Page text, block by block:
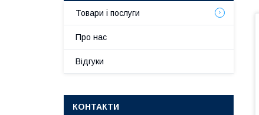
Товари і послуги
Про нас
Відгуки
КОНТАКТИ